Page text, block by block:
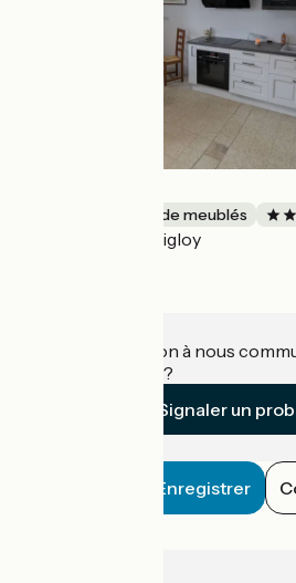
Gîtes et locations de meublés
Sigloy
Une information à nous
établissement ?
Signaler un
Enregistrer